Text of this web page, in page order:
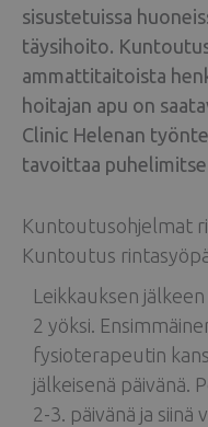
sisustetuissa
täysihoito.
ammattitaitoista
hoitajan apu on
Clinic Helenan
tavoittaa
Kuntoutusohjelmat
Kuntoutus
Leikkauksen
2 yöksi.
fysioterapeutin
jälkeisenä päivänä.
2-3. päivänä ja siinä